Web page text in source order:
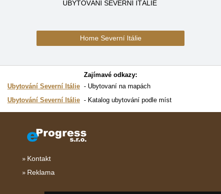
UBYTOVÁNÍ SEVERNÍ ITÁLIE
Home Severní Itálie
Zajímavé odkazy:
Ubytování Severní Itálie
Ubytovaní na mapách
Ubytování Severní Itálie
Katalog ubytování podle míst
Kontakt
Reklama